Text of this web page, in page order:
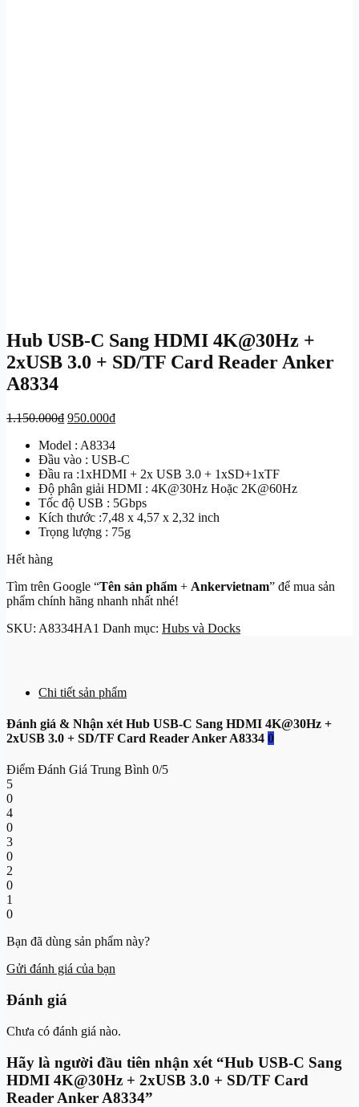
Hub USB-C Sang HDMI 4K@30Hz +
2xUSB 3.0 + SD/TF Card Reader Anker
A8334
1.150.000₫ Giá
là:
1.150.000₫.
950.000₫Giá
tại
là:
950.000₫.
Model : A8334
Đầu vào : USB-C
Đầu ra :1xHDMI + 2x USB 3.0 + 1xSD+1xTF
Độ phân giải HDMI : 4K@30Hz Hoặc 2K@60Hz
Tốc độ USB : 5Gbps
Kích thước :‎7,48 x 4,57 x 2,32 inch
Trọng lượng : 75g
Hết hàng
Tìm trên Google “Tên sản phẩm + Ankervietnam” để mua sản
phẩm chính hãng nhanh nhất nhé!
SKU: A8334HA1 Danh mục: Hubs và Docks
Chi tiết sản phẩm
Đánh giá & Nhận xét Hub USB-C Sang HDMI 4K@30Hz +
2xUSB 3.0 + SD/TF Card Reader Anker A8334 0
Điểm Đánh Giá Trung Bình 0/5
5
0
4
0
3
0
2
0
1
0
Bạn đã dùng sản phẩm này?
Gửi đánh giá của bạn
Đánh giá
Chưa có đánh giá nào.
Hãy là người đầu tiên nhận xét “Hub USB-C Sang
HDMI 4K@30Hz + 2xUSB 3.0 + SD/TF Card
Reader Anker A8334”